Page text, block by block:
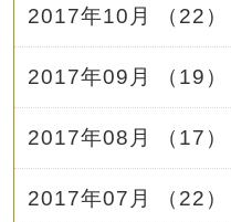
2017年10月 （22）
2017年09月 （19）
2017年08月 （17）
2017年07月 （22）